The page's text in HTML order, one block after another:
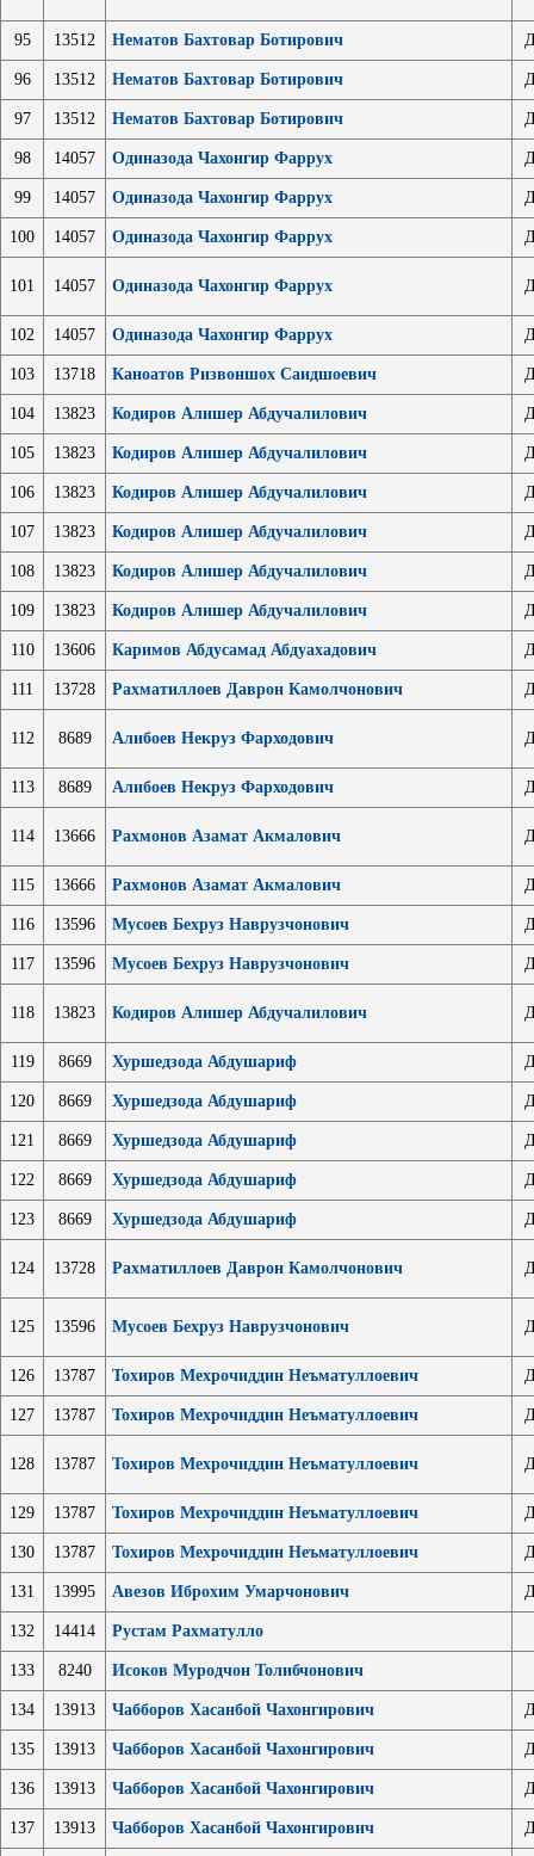
95 13512 Нематов Бахтовар Ботирович
96 13512 Нематов Бахтовар Ботирович
97 13512 Нематов Бахтовар Ботирович
98 14057 Одиназода Чахонгир Фаррух
99 14057 Одиназода Чахонгир Фаррух
100 14057 Одиназода Чахонгир Фаррух
101 14057 Одиназода Чахонгир Фаррух
102 14057 Одиназода Чахонгир Фаррух
103 13718 Каноатов Ризвоншох Саидшоевич
104 13823 Кодиров Алишер Абдучалилович
105 13823 Кодиров Алишер Абдучалилович
106 13823 Кодиров Алишер Абдучалилович
107 13823 Кодиров Алишер Абдучалилович
108 13823 Кодиров Алишер Абдучалилович
109 13823 Кодиров Алишер Абдучалилович
110 13606 Каримов Абдусамад Абдуахадович
111 13728 Рахматиллоев Даврон Камолчонович
112 8689 Алибоев Некруз Фарходович
113 8689 Алибоев Некруз Фарходович
114 13666 Рахмонов Азамат Акмалович
115 13666 Рахмонов Азамат Акмалович
116 13596 Мусоев Бехруз Наврузчонович
117 13596 Мусоев Бехруз Наврузчонович
118 13823 Кодиров Алишер Абдучалилович
119 8669 Хуршедзода Абдушариф
120 8669 Хуршедзода Абдушариф
121 8669 Хуршедзода Абдушариф
122 8669 Хуршедзода Абдушариф
123 8669 Хуршедзода Абдушариф
124 13728 Рахматиллоев Даврон Камолчонович
125 13596 Мусоев Бехруз Наврузчонович
126 13787 Тохиров Мехрочиддин Неъматуллоевич
127 13787 Тохиров Мехрочиддин Неъматуллоевич
128 13787 Тохиров Мехрочиддин Неъматуллоевич
129 13787 Тохиров Мехрочиддин Неъматуллоевич
130 13787 Тохиров Мехрочиддин Неъматуллоевич
131 13995 Авезов Иброхим Умарчонович
132 14414 Рустам Рахматулло
133 8240 Исоков Муродчон Толибчонович
134 13913 Чабборов Хасанбой Чахонгирович
135 13913 Чабборов Хасанбой Чахонгирович
136 13913 Чабборов Хасанбой Чахонгирович
137 13913 Чабборов Хасанбой Чахонгирович